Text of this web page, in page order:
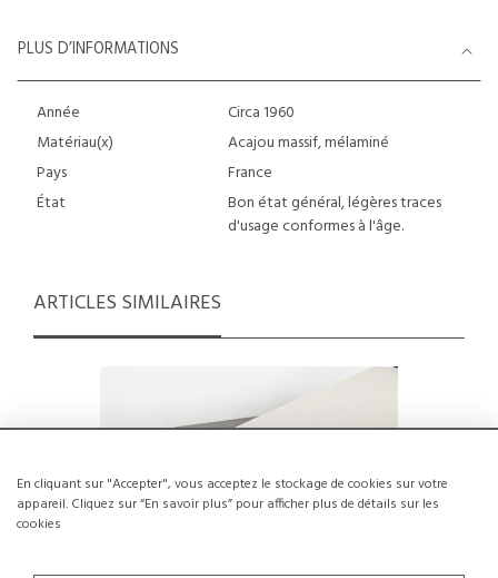
En cliquant sur "Accepter", vous acceptez le stockage de cookies sur votre
appareil. Cliquez sur “En savoir plus” pour afficher plus de détails sur les
cookies
PLUS D’INFORMATIONS
Année
Circa 1960
Matériau(x)
Acajou massif, mélaminé
Pays
France
État
Bon état général, légères traces
d'usage conformes à l'âge.
ARTICLES SIMILAIRES